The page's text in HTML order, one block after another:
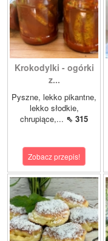
Krokodylki - ogórki
z...
Pyszne, lekko pikantne,
lekko słodkie,
chrupiące,... ⇖ 315
Zobacz przepis!